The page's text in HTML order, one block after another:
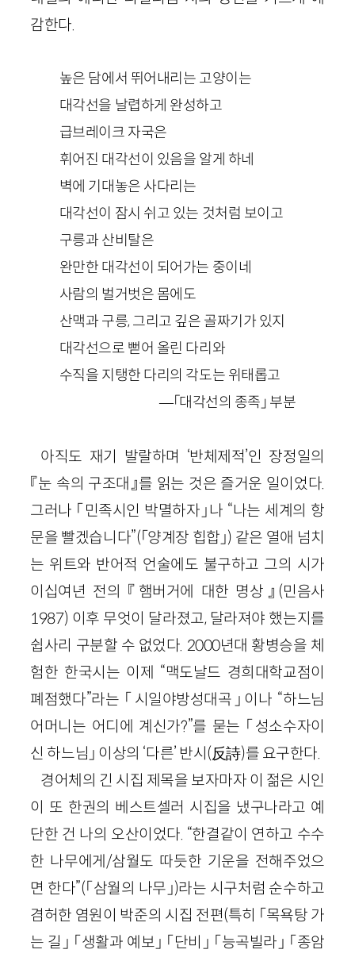
감한다.
높은 담에서 뛰어내리는 고양이는
대각선을 날렵하게 완성하고
급브레이크 자국은
휘어진 대각선이 있음을 알게 하네
벽에 기대놓은 사다리는
대각선이 잠시 쉬고 있는 것처럼 보이고
구릉과 산비탈은
완만한 대각선이 되어가는 중이네
사람의 벌거벗은 몸에도
산맥과 구릉, 그리고 깊은 골짜기가 있지
대각선으로 뻗어 올린 다리와
수직을 지탱한 다리의 각도는 위태롭고
—「대각선의 종족」 부분
아직도 재기 발랄하며 ‘반체제적’인 장정일의
『눈 속의 구조대』를 읽는 것은 즐거운 일이었다.
그러나 「민족시인 박멸하자」나 “나는 세계의 항
문을 빨겠습니다”(「양계장 힙합」) 같은 열애 넘치
는 위트와 반어적 언술에도 불구하고 그의 시가
이십여년 전의 『햄버거에 대한 명상』(민음사
1987) 이후 무엇이 달라졌고, 달라져야 했는지를
쉽사리 구분할 수 없었다. 2000년대 황병승을 체
험한 한국시는 이제 “맥도날드 경희대학교점이
폐점했다”라는 「시일야방성대곡」이나 “하느님
어머니는 어디에 계신가?”를 묻는 「성소수자이
신 하느님」 이상의 ‘다른’ 반시(反詩)를 요구한다.
경어체의 긴 시집 제목을 보자마자 이 젊은 시인
이 또 한권의 베스트셀러 시집을 냈구나라고 예
단한 건 나의 오산이었다. “한결같이 연하고 수수
한 나무에게/삼월도 따듯한 기운을 전해주었으
면 한다”(「삼월의 나무」)라는 시구처럼 순수하고
겸허한 염원이 박준의 시집 전편(특히 「목욕탕 가
는 길」 「생활과 예보」 「단비」 「능곡빌라」 「종암